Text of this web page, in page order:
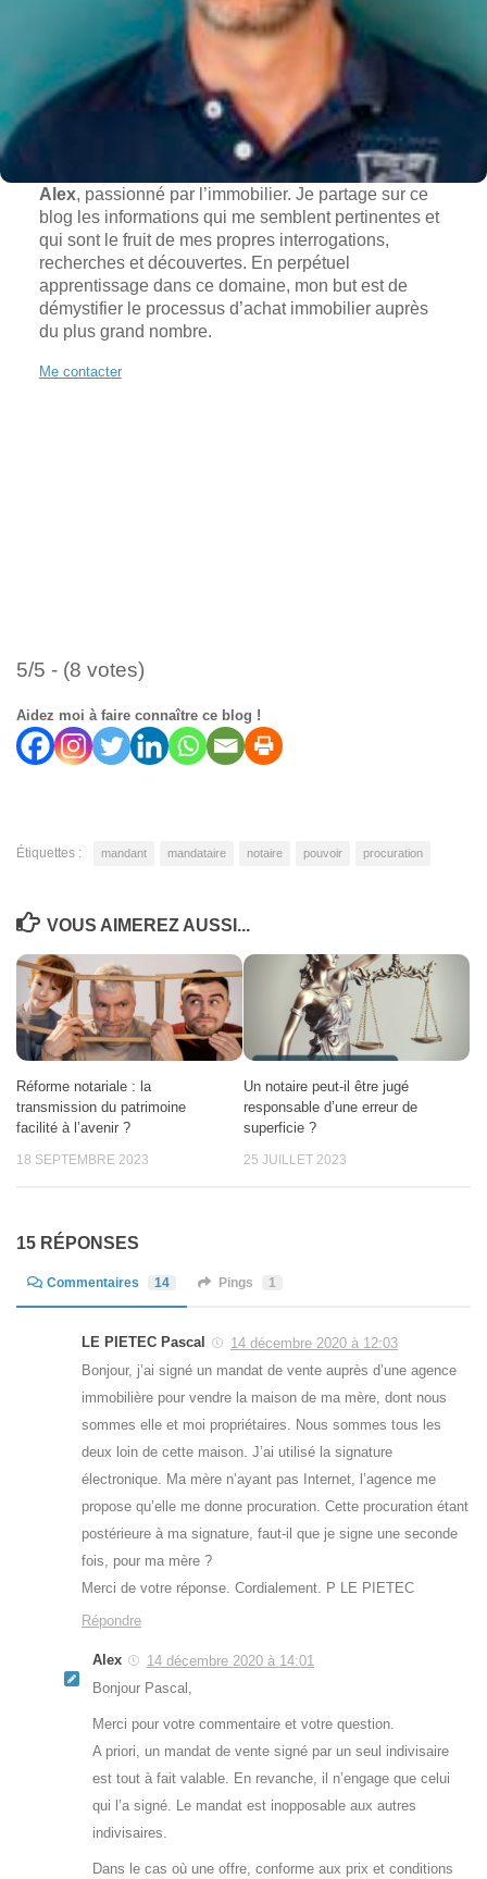
Alex, passionné par l’immobilier. Je partage sur ce
blog les informations qui me semblent pertinentes et
qui sont le fruit de mes propres interrogations,
recherches et découvertes. En perpétuel
apprentissage dans ce domaine, mon but est de
démystifier le processus d’achat immobilier auprès
du plus grand nombre.
Me contacter
5/5 - (8 votes)
Aidez moi à faire connaître ce blog !
Étiquettes : mandant mandataire notaire pouvoir procuration
VOUS AIMEREZ AUSSI...
Réforme notariale : la
transmission du patrimoine
facilité à l’avenir ?
18 SEPTEMBRE 2023
Un notaire peut-il être jugé
responsable d’une erreur de
superficie ?
25 JUILLET 2023
15 RÉPONSES
Commentaires 14 Pings 1
LE PIETEC Pascal
14 décembre 2020 à 12:03
Bonjour, j’ai signé un mandat de vente auprès d’une agence
immobilière pour vendre la maison de ma mère, dont nous
sommes elle et moi propriétaires. Nous sommes tous les
deux loin de cette maison. J’ai utilisé la signature
électronique. Ma mère n’ayant pas Internet, l’agence me
propose qu’elle me donne procuration. Cette procuration étant
postérieure à ma signature, faut-il que je signe une seconde
fois, pour ma mère ?
Merci de votre réponse. Cordialement. P LE PIETEC
Répondre
Alex
14 décembre 2020 à 14:01
Bonjour Pascal,
Merci pour votre commentaire et votre question.
A priori, un mandat de vente signé par un seul indivisaire
est tout à fait valable. En revanche, il n’engage que celui
qui l’a signé. Le mandat est inopposable aux autres
indivisaires.
Dans le cas où une offre, conforme aux prix et conditions